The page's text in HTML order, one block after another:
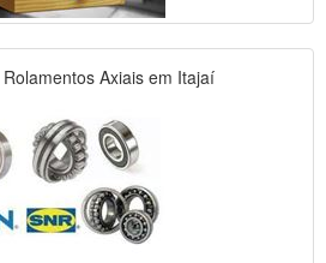
Axiais em Itajaí